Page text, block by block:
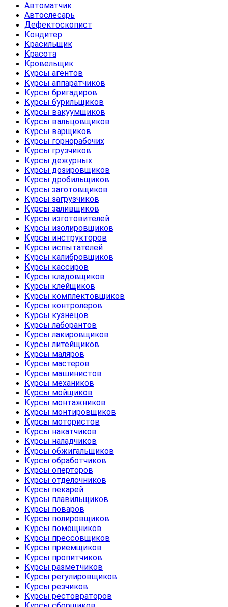
Автоматчик
Автослесарь
Дефектоскопист
Кондитер
Красильщик
Красота
Кровельщик
Курсы агентов
Курсы аппаратчиков
Курсы бригадиров
Курсы бурильщиков
Курсы вакуумщиков
Курсы вальцовщиков
Курсы варщиков
Курсы горнорабочих
Курсы грузчиков
Курсы дежурных
Курсы дозировщиков
Курсы дробильщиков
Курсы заготовщиков
Курсы загрузчиков
Курсы заливщиков
Курсы изготовителей
Курсы изолировщиков
Курсы инструкторов
Курсы испытателей
Курсы калибровщиков
Курсы кассиров
Курсы кладовщиков
Курсы клейщиков
Курсы комплектовщиков
Курсы контролеров
Курсы кузнецов
Курсы лаборантов
Курсы лакировщиков
Курсы литейщиков
Курсы маляров
Курсы мастеров
Курсы машинистов
Курсы механиков
Курсы мойщиков
Курсы монтажников
Курсы монтировщиков
Курсы мотористов
Курсы накатчиков
Курсы наладчиков
Курсы обжигальщиков
Курсы обработчиков
Курсы оперторов
Курсы отделочников
Курсы пекарей
Курсы плавильщиков
Курсы поваров
Курсы полировщиков
Курсы помощников
Курсы прессовщиков
Курсы приемщиков
Курсы пропитчиков
Курсы разметчиков
Курсы регулировщиков
Курсы резчиков
Курсы рестовраторов